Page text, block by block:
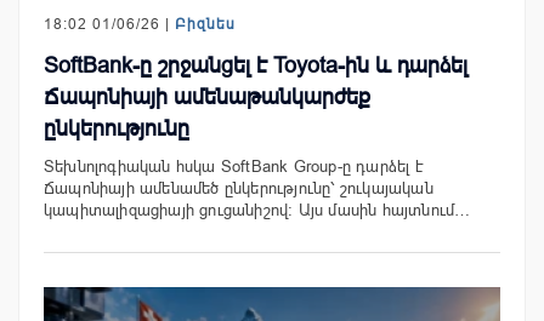
18:02 01/06/26 | Բիզնես
SoftBank-ը շրջանցել է Toyota-ին և դարձել
Ճապոնիայի ամենաթանկարժեք
ընկերությունը
Տեխնոլոգիական հսկա SoftBank Group-ը դարձել է
Ճապոնիայի ամենամեծ ընկերությունը՝ շուկայական
կապիտալիզացիայի ցուցանիշով: Այս մասին հայտնում…